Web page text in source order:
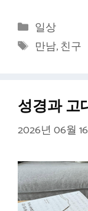
카
테
고
일상
태
만남,친구
성경과 고
2026년 06월